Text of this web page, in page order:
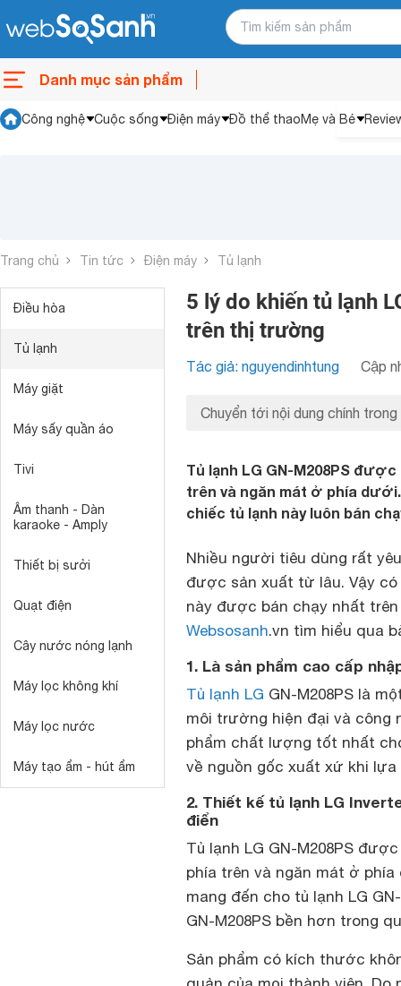
Danh mục sản phẩm
Công nghệ Cuộc sống Điện máy Đồ thể thaoMẹ và Bé
Trang chủ Tin tức Điện máy Tủ lạnh
Điều hòa
Tủ lạnh
Máy giặt
Máy sấy quần áo
Tivi
Âm thanh - Dàn
karaoke - Amply
Thiết bị sưởi
Quạt điện
Cây nước nóng lạnh
Máy lọc không khí
Máy lọc nước
Máy tạo ẩm - hút ẩm
5 lý do khiến tủ lạnh
trên thị trường
Tác giả: nguyendinhtung Cập
Chuyển tới nội dung chính trong
Tủ lạnh LG GN-M208PS
trên và ngăn mát ở phía
chiếc tủ lạnh này luôn bán
Nhiều người tiêu dùng rất
được sản xuất từ lâu. Vậy
này được bán chạy nhất
Websosanh.vn tìm hiểu qua
1. Là sản phẩm cao cấp
Tủ lạnh LG GN-M208PS là
môi trường hiện đại và công
phẩm chất lượng tốt nhất
về nguồn gốc xuất xứ khi
2. Thiết kế tủ lạnh LG
điển
Tủ lạnh LG GN-M208PS
phía trên và ngăn mát ở
mang đến cho tủ lạnh LG
GN-M208PS bền hơn trong
Sản phẩm có kích thước